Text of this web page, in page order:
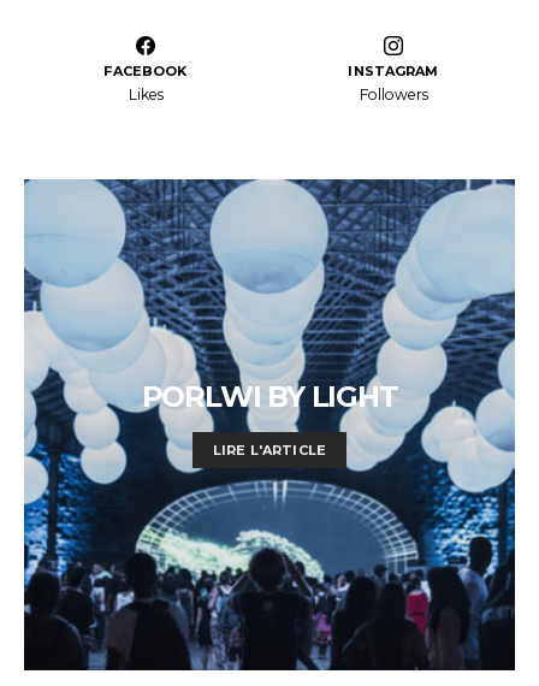
FACEBOOK
Likes
INSTAGRAM
Followers
PORLWI BY LIGHT
LIRE L'ARTICLE